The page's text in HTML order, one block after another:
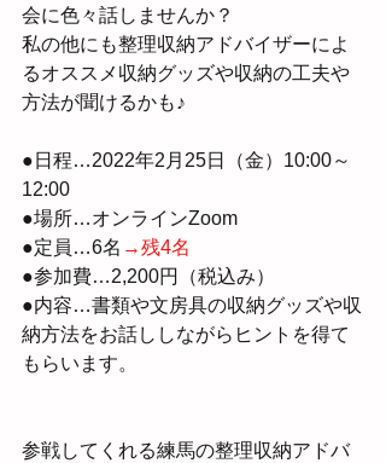
会に色々話しませんか？
私の他にも整理収納アドバイザーによ
るオススメ収納グッズや収納の工夫や
方法が聞けるかも♪
●日程…2022年2月25日（金）10:00～
12:00
●場所…オンラインZoom
●定員…6名 →残4名
●参加費…2,200円（税込み）
●内容…書類や文房具の収納グッズや収
納方法をお話ししながらヒントを得て
もらいます。
参戦してくれる練馬の整理収納アドバ